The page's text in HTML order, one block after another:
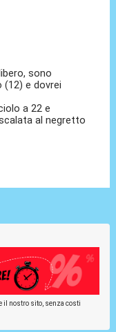
sono
e dovrei
a 22 e
al negretto
il nostro sito, senza costi